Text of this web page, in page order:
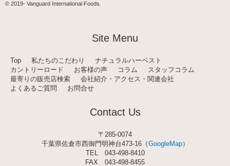
a
m
© 2019- Vanguard International Foods
Site Menu
Top 私たちのこだわり
ナチュラルハーベスト
カントリーロード
お客様の声 コラム
スタッフコラム
最寄りの販売店検索
会社紹介・アクセス・関連会社
よくあるご質問
お問合せ
Contact Us
〒285-0074
千葉県佐倉市西御門明神台473-16（GoogleMap）
TEL 043-498-8410
FAX 043-498-8455